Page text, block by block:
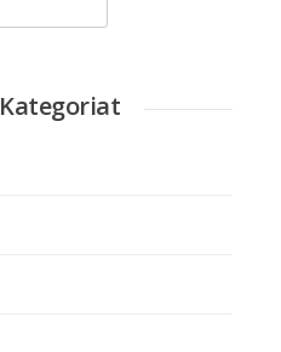
Kategoriat